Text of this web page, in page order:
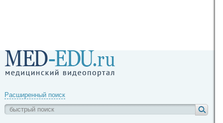
Расширенный поиск